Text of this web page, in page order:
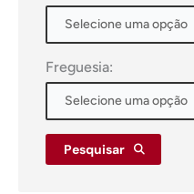
Freguesia:
Pesquisar